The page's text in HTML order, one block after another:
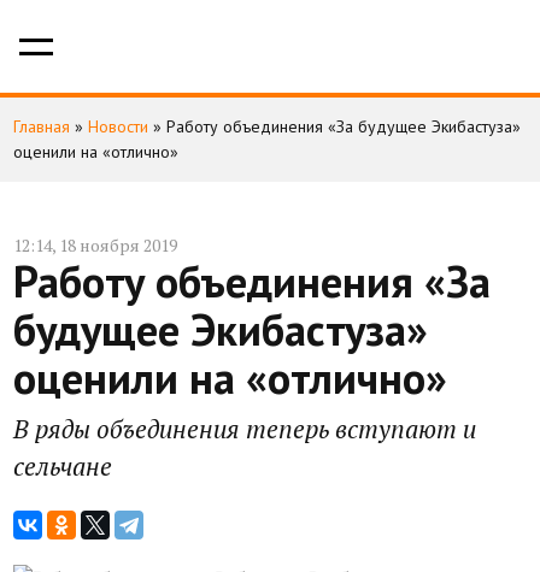
Главная » Новости » Работу объединения «За будущее Экибастуза»
оценили на «отлично»
12:14, 18 ноября 2019
Работу объединения «За
будущее Экибастуза»
оценили на «отлично»
В ряды объединения теперь вступают и
сельчане